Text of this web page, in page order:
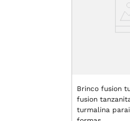
Brinco fusion
fusion
turmalina